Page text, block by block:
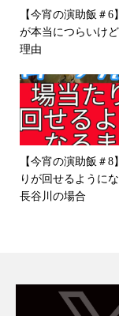
【今宵の演助飯＃6
が本当につらいけ
理由
【今宵の演助飯＃8
りが回せるように
長谷川の場合